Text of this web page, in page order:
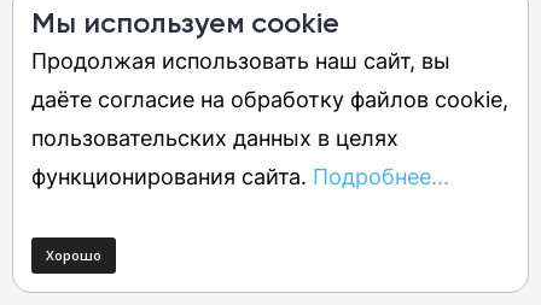
коллекционеров с высокими доходами.
Швейцарский бренд часов в настоящее
время принадлежит китайской
компании, но сами часы остаются
яркими образцами лучших роскошных
швейцарскими инженерами.
Мы используем cookie
Продолжая использовать наш сайт, вы
даёте согласие на обработку файлов cookie,
пользовательских данных в целях
функционирования сайта. Подробнее...